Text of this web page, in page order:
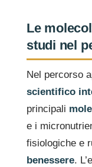
Le
studi nel
Nel percorso
scientifico
principali
e i
fisiologiche e
benessere.